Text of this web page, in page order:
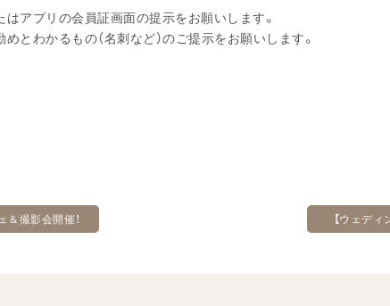
アプリの会員証画面の提示をお願いします。
とわかるもの（名刺など）のご提示をお願いします。
＆撮影会開催！ 【ウェデ